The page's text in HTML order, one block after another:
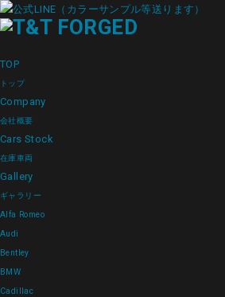
TOP
トップ
Company
会社概要
Cars Stock
在庫車両
Gallery
ギャラリー
Alfa Romeo
Audi
Bentley
BMW
Cadillac